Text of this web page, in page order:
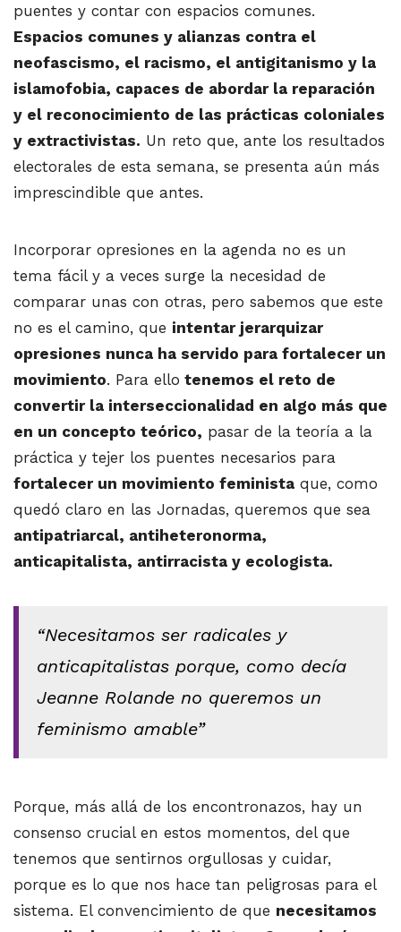
puentes y contar con espacios comunes.
Espacios comunes y alianzas contra el
neofascismo, el racismo, el antigitanismo y la
islamofobia, capaces de abordar la reparación
y el reconocimiento de las prácticas coloniales
y extractivistas. Un reto que, ante los resultados
electorales de esta semana, se presenta aún más
imprescindible que antes.
Incorporar opresiones en la agenda no es un
tema fácil y a veces surge la necesidad de
comparar unas con otras, pero sabemos que este
no es el camino, que intentar jerarquizar
opresiones nunca ha servido para fortalecer un
movimiento. Para ello tenemos el reto de
convertir la interseccionalidad en algo más que
en un concepto teórico, pasar de la teoría a la
práctica y tejer los puentes necesarios para
fortalecer un movimiento feminista que, como
quedó claro en las Jornadas, queremos que sea
antipatriarcal, antiheteronorma,
anticapitalista, antirracista y ecologista.
“Necesitamos ser radicales y
anticapitalistas porque, como decía
Jeanne Rolande no queremos un
feminismo amable”
Porque, más allá de los encontronazos, hay un
consenso crucial en estos momentos, del que
tenemos que sentirnos orgullosas y cuidar,
porque es lo que nos hace tan peligrosas para el
sistema. El convencimiento de que necesitamos